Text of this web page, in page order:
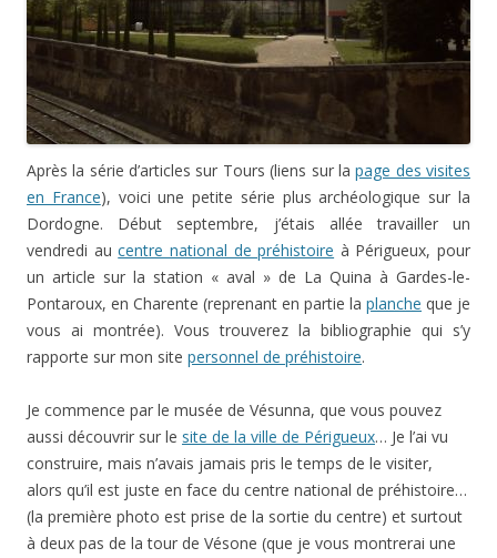
Après la série d’articles sur Tours (liens sur lapage des visites
en France), voici une petite série plus archéologique sur la
Dordogne. Début septembre, j’étais allée travailler un
vendredi aucentre national de préhistoire à Périgueux, pour
un article sur la station « aval » de La Quina à Gardes-le-
Pontaroux, en Charente (reprenant en partie la planche que je
vous ai montrée). Vous trouverez la bibliographie qui s’y
rapporte sur mon site personnel de préhistoire.
Je commence par le musée de Vésunna, que vous pouvez
aussi découvrir sur le site de la ville de Périgueux… Je l’ai vu
construire, mais n’avais jamais pris le temps de le visiter,
alors qu’il est juste en face du centre national de préhistoire…
(la première photo est prise de la sortie du centre) et surtout
à deux pas de la tour de Vésone (que je vous montrerai une